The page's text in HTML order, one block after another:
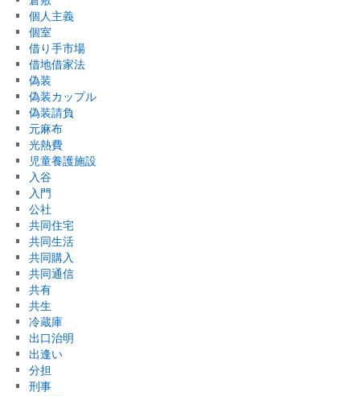
個人主義
個室
借り手市場
借地借家法
偽装
偽装カップル
偽装請負
元麻布
光熱費
児童養護施設
入谷
入門
公社
共同住宅
共同生活
共同購入
共同通信
共有
共生
冷蔵庫
出口治明
出逢い
分担
刑事